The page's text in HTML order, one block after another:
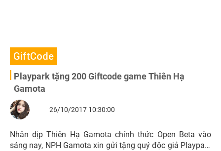
GiftCode
Playpark tặng 200 Giftcode game Thiên Hạ
Gamota
26/10/2017 10:30:00
Nhân dịp Thiên Hạ Gamota chính thức Open Beta vào
sáng nay, NPH Gamota xin gửi tặng quý độc giả Playpark